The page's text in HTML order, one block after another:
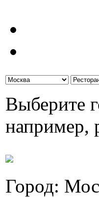
Выберите
например,
Город: